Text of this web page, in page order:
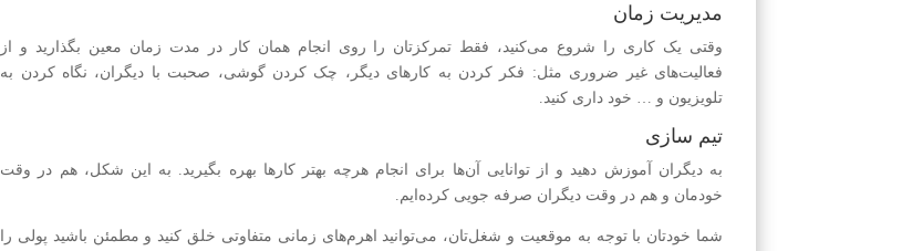
مدیریت زمان
وقتی یک کاری را شروع می‌کنید، فقط تمرکزتان را روی انجام همان کار در مدت زمان معین بگذارید و از
فعالیت‌های غیر ضروری مثل: فکر کردن به کارهای دیگر، چک کردن گوشی، صحبت با دیگران، نگاه کردن به
تلویزیون و … خود داری کنید.
تیم سازی
به دیگران آموزش دهید و از توانایی آن‌ها برای انجام هرچه بهتر کارها بهره بگیرید. به این شکل، هم در وقت
خودمان و هم در وقت دیگران صرفه جویی کرده‌ایم.
شما خودتان با توجه به موقعیت و شغل‌تان، می‌توانید اهرم‌های زمانی متفاوتی خلق کنید و مطمئن باشید پولی را